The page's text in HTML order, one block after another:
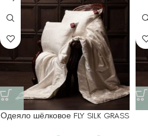
Одеяло шёлковое FLY SILK GRASS